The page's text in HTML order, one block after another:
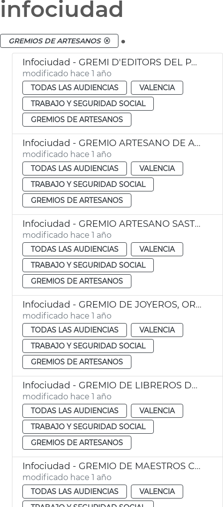
infociudad
GREMIOS DE ARTESANOS .
Infociudad - GREMI D'EDITORS DEL PAIS VALENCIÀ
modificado hace 1 año
TODAS LAS AUDIENCIAS
VALENCIA
TRABAJO Y SEGURIDAD SOCIAL
GREMIOS DE ARTESANOS
Infociudad - GREMIO ARTESANO DE ARTISTAS FALLEROS
modificado hace 1 año
TODAS LAS AUDIENCIAS
VALENCIA
TRABAJO Y SEGURIDAD SOCIAL
GREMIOS DE ARTESANOS
Infociudad - GREMIO ARTESANO SASTRES Y MODISTAS
modificado hace 1 año
TODAS LAS AUDIENCIAS
VALENCIA
TRABAJO Y SEGURIDAD SOCIAL
GREMIOS DE ARTESANOS
Infociudad - GREMIO DE JOYEROS, ORFEBRES Y PLATEROS
modificado hace 1 año
TODAS LAS AUDIENCIAS
VALENCIA
TRABAJO Y SEGURIDAD SOCIAL
GREMIOS DE ARTESANOS
Infociudad - GREMIO DE LIBREROS DE VALENCIA
modificado hace 1 año
TODAS LAS AUDIENCIAS
VALENCIA
TRABAJO Y SEGURIDAD SOCIAL
GREMIOS DE ARTESANOS
Infociudad - GREMIO DE MAESTROS CARPINTEROS
modificado hace 1 año
TODAS LAS AUDIENCIAS
VALENCIA